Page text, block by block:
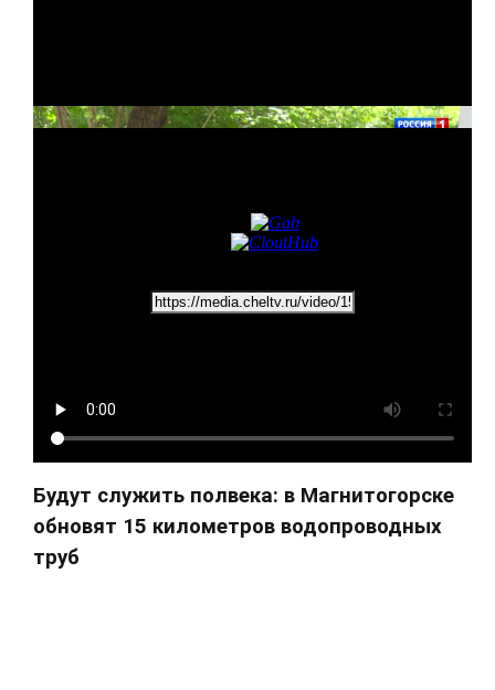
Будут служить полвека: в Магнитогорске
обновят 15 километров водопроводных
труб